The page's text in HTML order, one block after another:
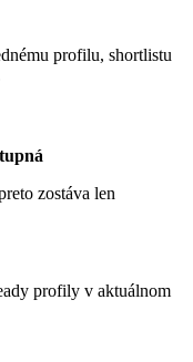
profilu, shortlistu
zostáva len
profily v aktuálnom